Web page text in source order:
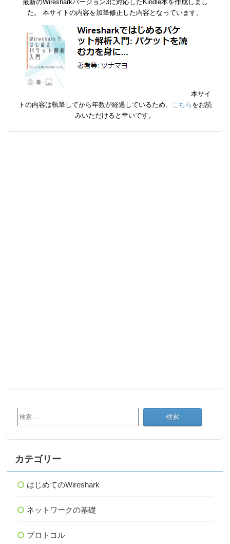
最新のWiresharkバージョン3に対応したKindle本を作成しまし
た。 本サイトの内容を加筆修正した内容となっています。
本サイ
トの内容は執筆してから年数が経過しているため、 こちら をお読
みいただけると幸いです。
索:
カテゴリー
はじめてのWireshark
ネットワークの基礎
プロトコル